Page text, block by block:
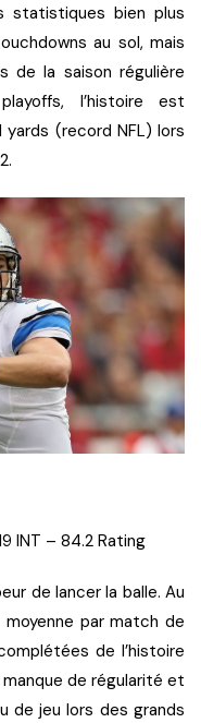
statistiques bien plus
au sol, mais
de la saison régulière
l’histoire est
(record NFL) lors
INT – 84.2 Rating
de lancer la balle. Au
par match de
de l’histoire
de régularité et
de jeu lors des grands